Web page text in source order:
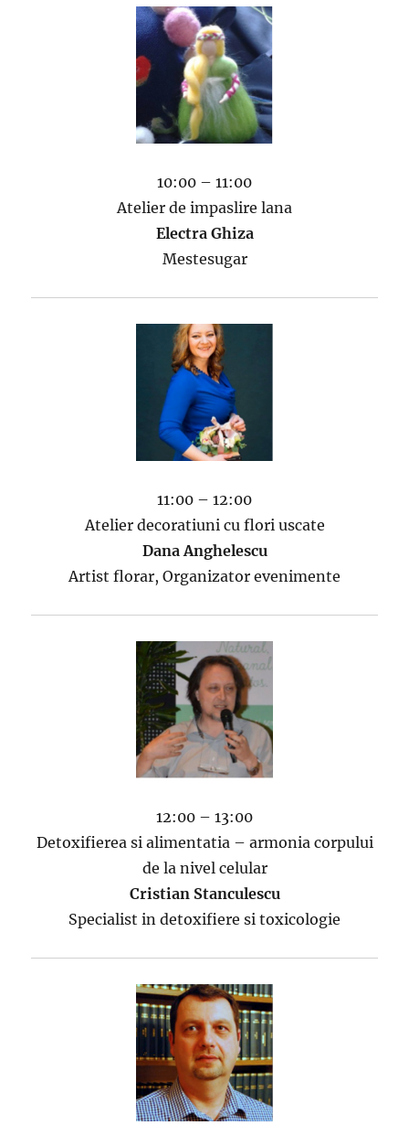
10:00 – 11:00
Atelier de impaslire lana
Electra Ghiza
Mestesugar
11:00 – 12:00
Atelier decoratiuni cu flori uscate
Dana Anghelescu
Artist florar, Organizator evenimente
12:00 – 13:00
Detoxifierea si alimentatia – armonia corpului
de la nivel celular
Cristian Stanculescu
Specialist in detoxifiere si toxicologie